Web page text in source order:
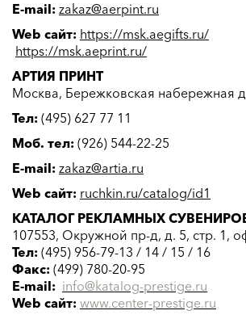
E-mail: zakaz@aerpint.ru
Web сайт: https://msk.aegifts.ru/
https://msk.aeprint.ru/
АРТИЯ ПРИНТ
Москва, Бережковская набережная д
Тел: (495) 627 77 11
Моб. тел: (926) 544-22-25
E-mail: zakaz@artia.ru
Web сайт: ruchkin.ru/catalog/id1
КАТАЛОГ РЕКЛАМНЫХ
107553, Окружной пр-д, д. 5, стр. 1,
Тел: (495) 956-79-13 / 14 / 15 / 16
Факс: (499) 780-20-95
E-mail: info@katalog-prestige.ru
Web сайт: www.center-prestige.ru